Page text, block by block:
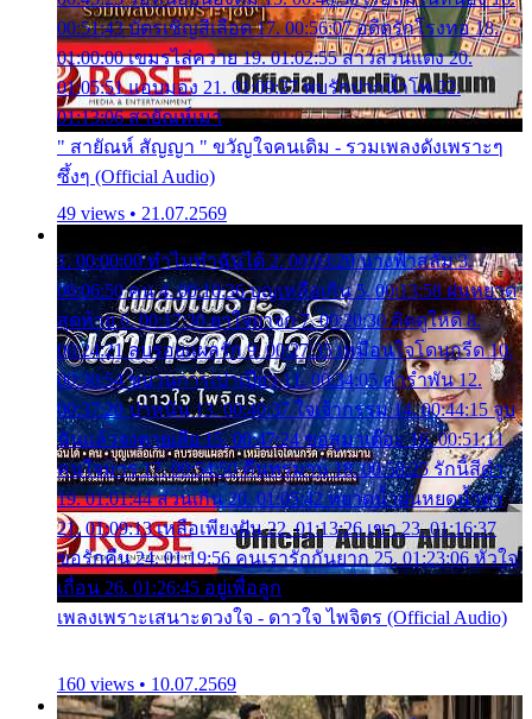
00:51:43 บัตรเชิญสีเลือด 17. 00:56:07 อดีตรักโรงทอ 18.
01:00:00 เขมรไล่ควาย 19. 01:02:55 สาวสวนแตง 20.
01:05:51 แอบมอง 21. 01:09:27 พบรักปากน้ำโพ 22.
01:13:06 สายัณห์เมา
" สายัณห์ สัญญา " ขวัญใจคนเดิม - รวมเพลงดังเพราะๆ
ซึ้งๆ (Official Audio)
49 views • 21.07.2569
1. 00:00:00 ทำไมทำฉันได้ 2. 00:03:20 นางฟ้าสลัม 3.
00:06:50 คน 4. 00:10:36 บุญเหลือเกิน 5. 00:13:58 ฝนหยาด
สุดท้าย 6. 00:17:30 ยาใจยาจก 7. 00:20:30 คิดดูให้ดี 8.
00:24:21 ลบรอยแผลรัก 9. 00:27:35 เหมือนใจโดนกรีด 10.
00:30:54 ขบวนการเปาเปียว 11. 00:34:05 คำรำพัน 12.
00:37:20 ปาหนัน 13. 00:40:37 ใจเจ้ากรรม 14. 00:44:15 จูบ
ฉันแล้วจงตายเสีย 15. 00:47:24 ขอสูมาเต๊อะ 16. 00:51:11
คนใจมาร 17. 00:54:50 คืนทรมาน 18. 00:58:25 รักนี้สีดำ
19. 01:01:44 ส่วนเกิน 20. 01:05:42 หยาดน้ำฝนหยดน้ำตา
21. 01:09:13 เหลือเพียงฝัน 22. 01:13:26 เขา 23. 01:16:37
ขอรักคืน 24. 01:19:56 คนเรารักกันยาก 25. 01:23:06 หัวใจ
เถื่อน 26. 01:26:45 อยู่เพื่อลูก
เพลงเพราะเสนาะดวงใจ - ดาวใจ ไพจิตร (Official Audio)
160 views • 10.07.2569